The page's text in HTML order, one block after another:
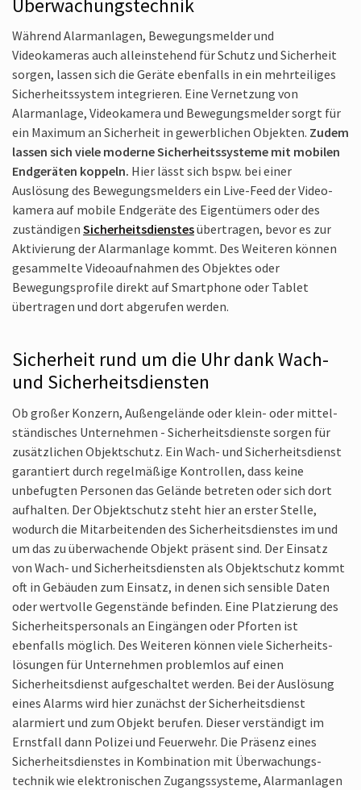
Überwachungstechnik
Während Alarm­anlagen, Bewegungs­melder und
Videokameras auch allein­stehend für Schutz und Sicherheit
sorgen, lassen sich die Geräte ebenfalls in ein mehr­teiliges
Sicherheits­system integrieren. Eine Vernetzung von
Alarmanlage, Video­kamera und Bewegungs­melder sorgt für
ein Maximum an Sicherheit in gewerblichen Objekten. Zudem
lassen sich viele moderne Sicherheits­systeme mit mobilen
Endgeräten koppeln. Hier lässt sich bspw. bei einer
Auslösung des Bewegungs­melders ein Live-Feed der Video­
kamera auf mobile Endgeräte des Eigentümers oder des
zuständigen Sicherheits­dienstesübertragen, bevor es zur
Aktivierung der Alarmanlage kommt. Des Weiteren können
gesammelte Video­aufnahmen des Objektes oder
Bewegungs­profile direkt auf Smartphone oder Tablet
übertragen und dort abgerufen werden.
Sicherheit rund um die Uhr dank Wach-
und Sicherheitsdiensten
Ob großer Konzern, Außengelände oder klein- oder mittel­
ständisches Unternehmen - Sicherheits­dienste sorgen für
zusätzlichen Objektschutz. Ein Wach- und Sicherheits­dienst
garantiert durch regelmäßige Kontrollen, dass keine
unbefugten Personen das Gelände betreten oder sich dort
aufhalten. Der Objektschutz steht hier an erster Stelle,
wodurch die Mitarbeitenden des Sicherheits­dienstes im und
um das zu überwachende Objekt präsent sind. Der Einsatz
von Wach- und Sicherheits­diensten als Objektschutz kommt
oft in Gebäuden zum Einsatz, in denen sich sensible Daten
oder wertvolle Gegenstände befinden. Eine Platzierung des
Sicherheits­personals an Eingängen oder Pforten ist
ebenfalls möglich. Des Weiteren können viele Sicherheits­
lösungen für Unternehmen problemlos auf einen
Sicherheits­dienst aufgeschaltet werden. Bei der Auslösung
eines Alarms wird hier zunächst der Sicherheits­dienst
alarmiert und zum Objekt berufen. Dieser verständigt im
Ernstfall dann Polizei und Feuerwehr. Die Präsenz eines
Sicherheits­dienstes in Kombination mit Überwachungs­
technik wie elektronischen Zugangssysteme, Alarmanlagen